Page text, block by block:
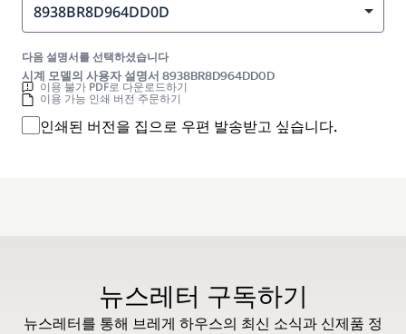
8938BR8D964DD0D
다음 설명서를 선택하셨습니다
시계 모델의 사용자 설명서 8938BR8D964DD0D
이용 불가 PDF로 다운로드하기
이용 가능 인쇄 버전 주문하기
인쇄된 버전을 집으로 우편 발송받고 싶습니다.
뉴스레터 구독하기
뉴스레터를 통해 브레게 하우스의 최신 소식과 신제품 정